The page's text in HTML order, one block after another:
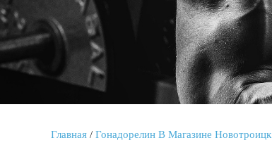
Главная / Гонадорелин В Магазине Новотроицк